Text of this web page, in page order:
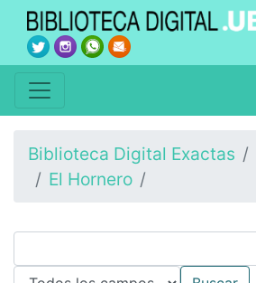
Biblioteca Digital Exactas
El Hornero